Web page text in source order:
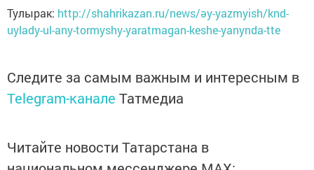
Тулырак: http://shahrikazan.ru/news/әy-yazmyish/knd-
uylady-ul-any-tormyshy-yaratmagan-keshe-yanynda-tte
Следите за самым важным и интересным в
Telegram-канале Татмедиа
Читайте новости Татарстана в